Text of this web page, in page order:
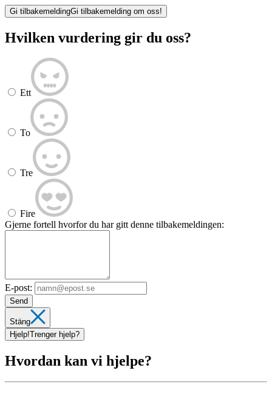
Gi tilbakemeldingGi tilbakemelding om oss!
Hvilken vurdering gir du oss?
Ett
To
Tre
Fire
Gjerne fortell hvorfor du har gitt denne tilbakemeldingen:
E-post:
Send
Stäng
Hjelp!Trenger hjelp?
Hvordan kan vi hjelpe?